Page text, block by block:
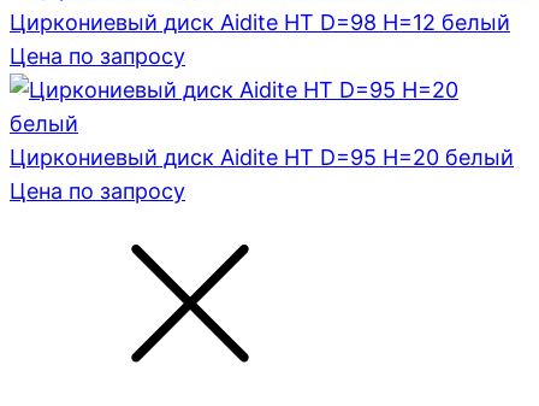
Циркониевый диск Aidite HT D=98 H=12 белый
Цена по запросу
Циркониевый диск Aidite HT D=95 H=20 белый
Цена по запросу